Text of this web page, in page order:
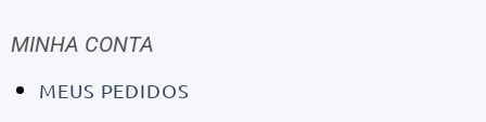
MINHA CONTA
MEUS PEDIDOS